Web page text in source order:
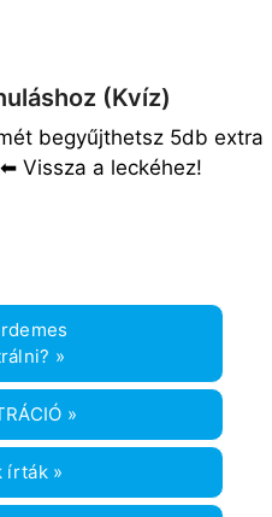
(Kvíz)
begyűjthetsz 5db extra
Vissza a leckéhez!
»
»
írták »